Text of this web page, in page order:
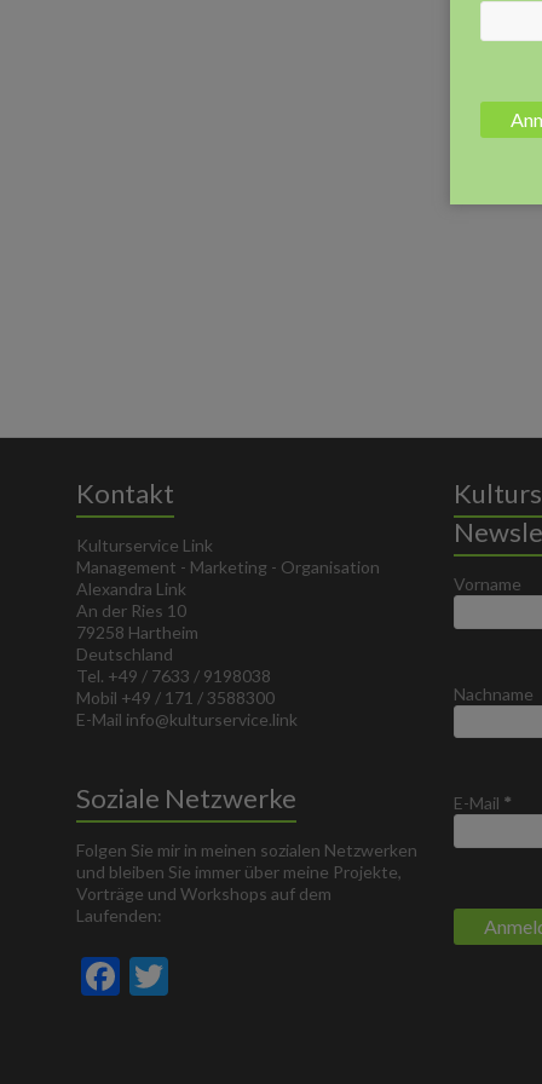
Kontakt
Kulturservice Link
Management - Marketing - Organisation
Alexandra Link
An der Ries 10
79258 Hartheim
Deutschland
Tel. +49 / 7633 / 9198038
Mobil +49 / 171 / 3588300
E-Mail info@kulturservice.link
Soziale Netzwerke
Folgen Sie mir in meinen sozialen Netzwerken
und bleiben Sie immer über meine Projekte,
Vorträge und Workshops auf dem
Laufenden:
F
Vorname
Nachname
E-Mail *